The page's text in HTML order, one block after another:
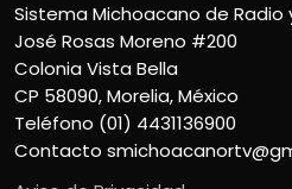
Sistema Michoacano de Radio
José Rosas Moreno #200
Colonia Vista Bella
CP 58090, Morelia, México
Teléfono (01) 4431136900
Contacto